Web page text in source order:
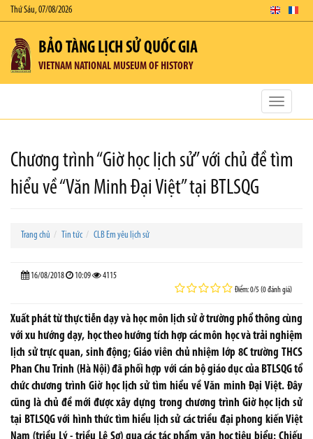
Thứ Sáu, 07/08/2026
BẢO TÀNG LỊCH SỬ QUỐC GIA
VIETNAM NATIONAL MUSEUM OF HISTORY
Toggle
Chương trình “Giờ học lịch sử” với chủ đề tìm
hiểu về “Văn Minh Đại Việt” tại BTLSQG
Trang chủ Tin tức CLB Em yêu lịch sử
16/08/2018 10:09 4115
Điểm: 0/5 (0 đánh giá)
Xuất phát từ thực tiễn dạy và học môn lịch sử ở trường phổ thông cùng
với xu hướng dạy, học theo hướng tích hợp các môn học và trải nghiệm
lịch sử trực quan, sinh động; Giáo viên chủ nhiệm lớp 8C trường THCS
Phan Chu Trinh (Hà Nội) đã phối hợp với cán bộ giáo dục của BTLSQG tổ
chức chương trình Giờ học lịch sử tìm hiểu về Văn minh Đại Việt. Đây
cũng là chủ đề mới được xây dựng trong chương trình Giờ học lịch sử
tại BTLSQG với hình thức tìm hiểu lịch sử các triều đại phong kiến Việt
Nam (triều Lý - triều Lê Sơ) qua các tác phẩm văn học tiêu biểu: Chiếu